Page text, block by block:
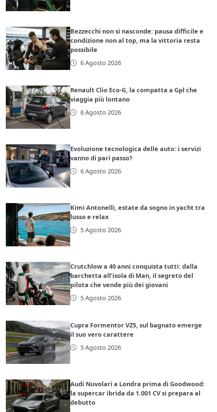
Bezzecchi non si nasconde: pausa difficile e
condizione non al top, ma la vittoria resta
possibile
6 Agosto 2026
Renault Clio Eco-G, la compatta a Gpl che
viaggia più lontano
6 Agosto 2026
Evoluzione tecnologica delle auto: i servizi
vanno di pari passo?
6 Agosto 2026
Kimi Antonelli, estate da sogno in yacht tra
lusso e relax
5 Agosto 2026
Crutchlow a 40 anni conquista tutti: dalla
barchetta all’isola di Man, il segreto del
pilota che vende più dei giovani
5 Agosto 2026
Cupra Formentor VZ5, sul bagnato emerge
il suo vero carattere
5 Agosto 2026
Audi Nuvolari a Londra prima di Goodwood:
la supercar ibrida da 1.001 CV si prepara al
debutto